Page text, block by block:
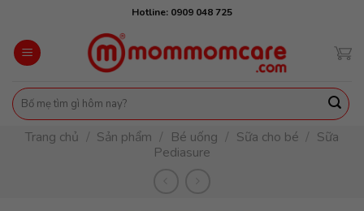
content
Hotline: 0909 048 725
Tìm
kiếm:
Trang chủ / Sản phẩm / Bé uống / Sữa cho bé / Sữa
Pediasure